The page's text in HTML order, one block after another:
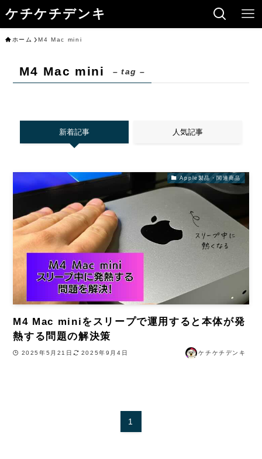
ケチケチデンキ
ホーム M4 Mac mini
M4 Mac mini – tag –
新着記事 人気記事
Apple製品・関連商品
M4 Mac miniをスリープで運用すると本体が発
熱する問題の解決策
2025年5月21日 2025年9月4日 ケチケチデンキ
1